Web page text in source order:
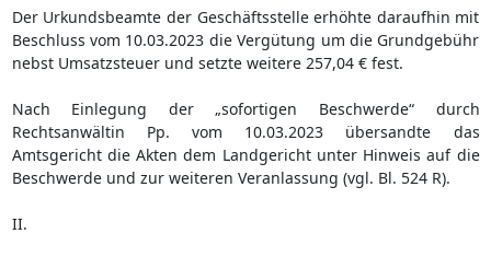
Der Urkundsbeamte der Geschäftsstelle erhöhte daraufhin mit
Beschluss vom 10.03.2023 die Vergütung um die Grundgebühr
nebst Umsatzsteuer und setzte weitere 257,04 € fest.
Nach Einlegung der „sofortigen Beschwerde“ durch
Rechtsanwältin Pp. vom 10.03.2023 übersandte das
Amtsgericht die Akten dem Landgericht unter Hinweis auf die
Beschwerde und zur weiteren Veranlassung (vgl. Bl. 524 R).
II.